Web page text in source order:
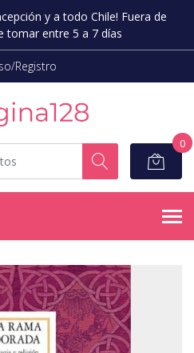
y a todo Chile! Fuera de
tomar entre 5 a 7 días
Registro
0